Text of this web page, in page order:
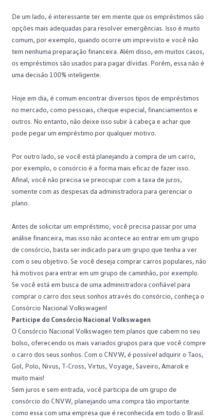
De um lado, é interessante ter em mente que os empréstimos são
opções mais adequadas para resolver emergências. Isso é muito
comum, por exemplo, quando ocorre um imprevisto e você não
tem nenhuma preparação financeira. Além disso, em muitos casos,
os empréstimos são usados ​​para pagar dívidas. Porém, essa não é
uma decisão 100% inteligente.
Hoje em dia, é comum encontrar diversos tipos de empréstimos
no mercado, como pessoais, cheque especial, financiamentos e
outros. No entanto, não deixe isso subir à cabeça e achar que
pode pegar um empréstimo por qualquer motivo.
Por outro lado, se você está planejando a compra de um carro,
por exemplo, o consórcio é a forma mais eficaz de fazer isso.
Afinal, você não precisa se preocupar com a taxa de juros,
somente com as despesas da administradora para gerenciar o
plano.
Antes de solicitar um empréstimo, você precisa passar por uma
análise financeira, mas isso não acontece ao entrar em um grupo
de consórcio, basta ser indicado para um grupo que tenha a ver
com o seu objetivo. Se você deseja comprar carros populares, não
há motivos para entrar em um grupo de caminhão, por exemplo.
Se você está em busca de uma administradora confiável para
comprar o carro dos seus sonhos através do consórcio, conheça o
Consórcio Nacional Volkswagen!
Participe do Consórcio Nacional Volkswagen
O Consórcio Nacional Volkswagen tem planos que cabem no seu
bolso, oferecendo os mais variados grupos para que você compre
o carro dos seus sonhos. Com o CNVW, é possível adquirir o Taos,
Gol, Polo, Nivus, T-Cross, Virtus, Voyage, Saveiro, Amarok e
muito mais!
Sem juros e sem entrada, você participa de um grupo de
consórcio do CNVW, planejando uma compra tão importante
como essa com uma empresa que é reconhecida em todo o Brasil.